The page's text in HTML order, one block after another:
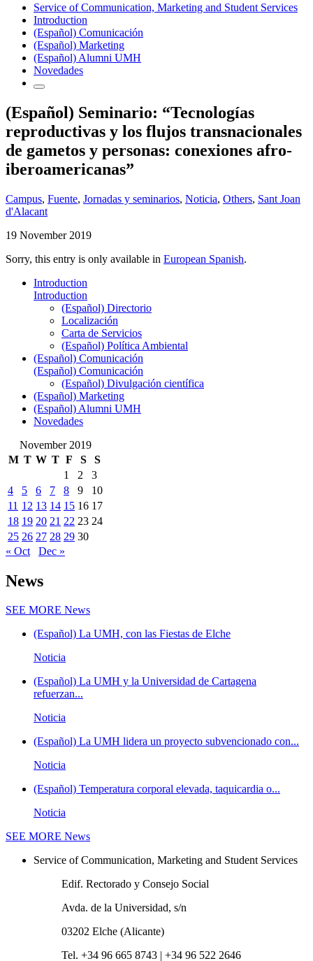
Service of Communication, Marketing and Student Services
Introduction
(Español) Comunicación
(Español) Marketing
(Español) Alumni UMH
Novedades
(Español) Seminario: “Tecnologías
reproductivas y los flujos transnacionales
de gametos y personas: conexiones afro-
iberoamericanas”
Campus, Fuente, Jornadas y seminarios, Noticia, Others, Sant Joan
d'Alacant
19 November 2019
Sorry, this entry is only available in European Spanish.
Introduction
Introduction
(Español) Directorio
Localización
Carta de Servicios
(Español) Política Ambiental
(Español) Comunicación
(Español) Comunicación
(Español) Divulgación científica
(Español) Marketing
(Español) Alumni UMH
Novedades
November 2019
M T W T F S
S
1
2
3
4
5 6 7 8 9
10
11 12 13 14 15 16 17
18 19 20 21 22 23 24
25 26 27 28 29 30
« Oct
Dec »
News
SEE MORE News
(Español) La UMH, con las Fiestas de Elche
Noticia
(Español) La UMH y la Universidad de Cartagena
refuerzan...
Noticia
(Español) La UMH lidera un proyecto subvencionado con...
Noticia
(Español) Temperatura corporal elevada, taquicardia o...
Noticia
SEE MORE News
Service of Communication, Marketing and Student Services
Edif. Rectorado y Consejo Social
Avda. de la Universidad, s/n
03202 Elche (Alicante)
Tel. +34 96 665 8743 | +34 96 522 2646